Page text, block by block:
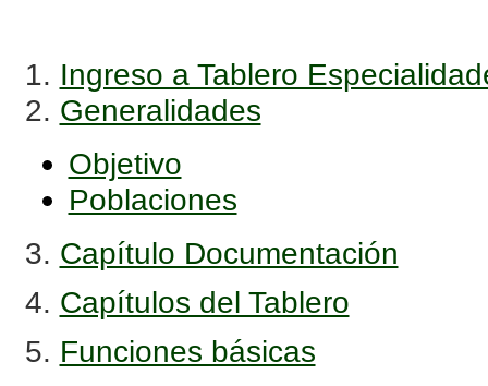
1. Ingreso a Tablero
2. Generalidades
Objetivo
Poblaciones
3. Capítulo Documentación
4. Capítulos del Tablero
5. Funciones básicas